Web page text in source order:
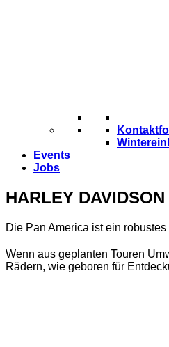
Events
Jobs
HARLEY
Die Pan America ist ein
Wenn aus geplanten Touren
Rädern, wie geboren für